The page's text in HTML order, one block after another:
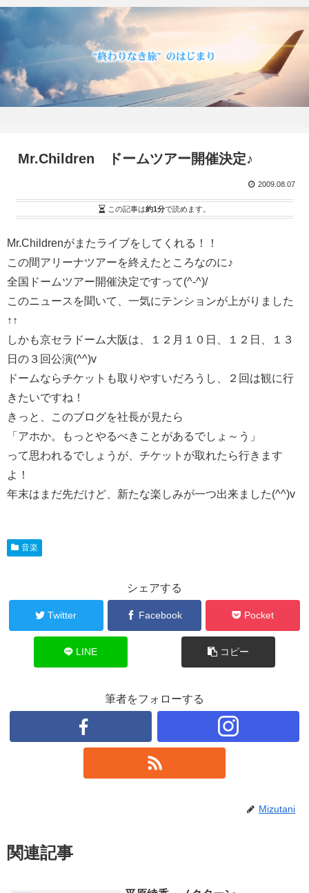
Mr.Children ドームツアー開催決定♪
2009.08.07
この記事は約1分で読めます。
Mr.Childrenがまたライブをしてくれる！！
この間アリーナツアーを終えたところなのに♪
全国ドームツアー開催決定ですって(^-^)/
このニュースを聞いて、一気にテンションが上がりました
↑↑
しかも京セラドーム大阪は、１２月１０日、１２日、１３
日の３回公演(^^)v
ドームならチケットも取りやすいだろうし、２回は観に行
きたいですね！
きっと、このブログを社長が見たら
「アホか。もっとやるべきことがあるでしょ～う」
って思われるでしょうが、チケットが取れたら行きます
よ！
年末はまだ先だけど、新たな楽しみが一つ出来ました(^^)v
音楽
シェアする
Twitter Facebook Pocket
LINE コピー
筆者をフォローする
Mizutani
関連記事